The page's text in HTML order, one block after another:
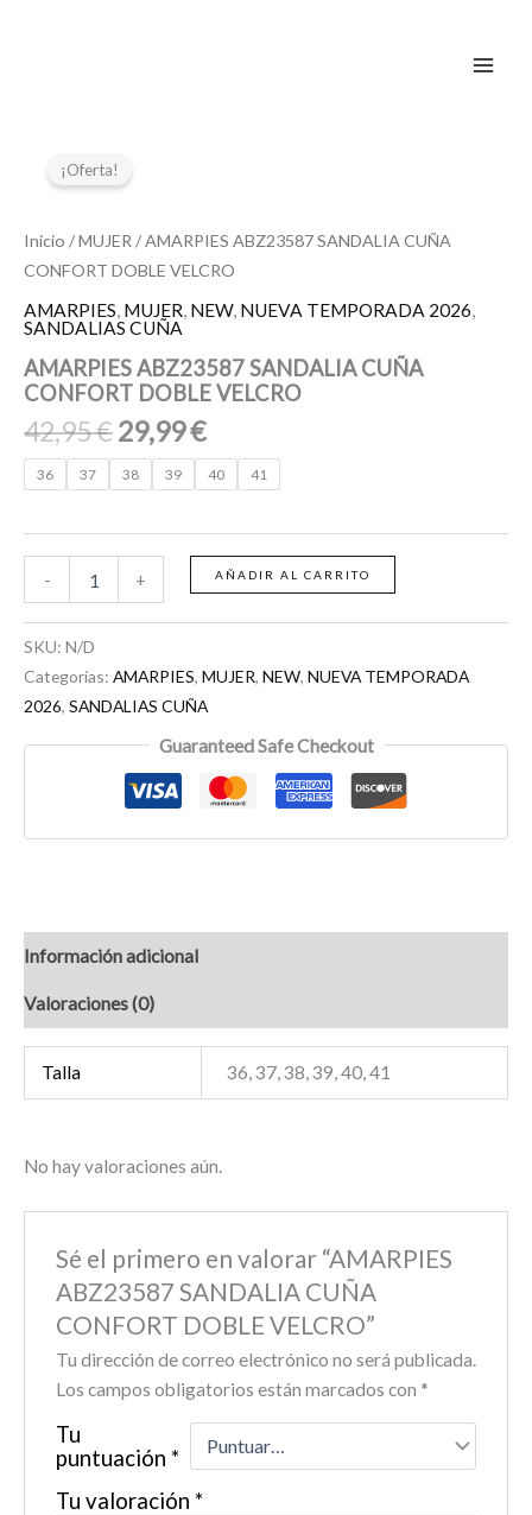
¡Oferta!
Inicio /MUJER / AMARPIES ABZ23587 SANDALIA CUÑA
CONFORT DOBLE VELCRO
AMARPIES, MUJER, NEW, NUEVA TEMPORADA 2026,
SANDALIAS CUÑA
AMARPIES ABZ23587 SANDALIA CUÑA
CONFORT DOBLE VELCRO
42,95€
era:
42,95 €.
29,99€
es:
29,99 €.
36 37 38 39 40 41
-
ABZ23587
SANDALIA
CONFORT
VELCRO
cantidad
+ AÑADIR AL CARRITO
SKU: N/D
Categorías: AMARPIES, MUJER, NEW, NUEVA TEMPORADA
2026, SANDALIAS CUÑA
Guaranteed Safe Checkout
Información adicional
Valoraciones (0)
Talla 36, 37, 38, 39, 40, 41
No hay valoraciones aún.
Sé el primero en valorar “AMARPIES
ABZ23587 SANDALIA CUÑA
CONFORT DOBLE VELCRO”
Tu dirección de correo electrónico no será publicada.
Los campos obligatorios están marcados con *
Tu
puntuación *
Tu valoración *